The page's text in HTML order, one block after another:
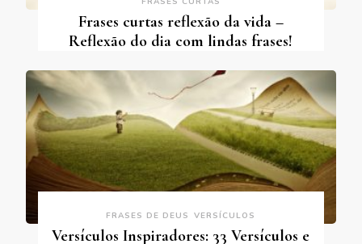
Frases curtas reflexão da vida –
Reflexão do dia com lindas frases!
FRASES DE DEUS VERSÍCULOS
Versículos Inspiradores: 33 Versículos e